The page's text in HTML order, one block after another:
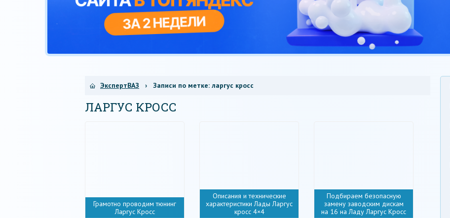
ЭкспертВАЗ › Записи по метке: ларгус кросс
ЛАРГУС КРОСС
Грамотно проводим тюнинг
Ларгус Кросс
Описания и технические
характеристики Лады Ларгус
кросс 4×4
Подбираем безопасную
замену заводским дискам
на 16 на Ладу Ларгус Кросс